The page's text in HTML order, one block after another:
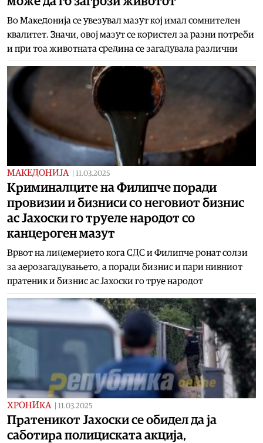
Во Македонија се увезувал мазут кој имал сомнителен
квалитет. Значи, овој мазут се користел за разни потреби
и при тоа животната средина се загадувала различни
МАКЕДОНИЈА 11.03.2025
Криминалците на Филипче поради
провизии и бизниси со неговиот бизнис
ас Јахоски го труеле народот со
канцероген мазут
Врвот на лицемерието кога СДС и Филипче ронат солзи
за аерозагадувањето, а поради бизнис и пари нивниот
пратеник и бизнис ас Јахоски го труе народот
ХРОНИКА 11.03.2025
Пратеникот Јахоски се обидел да ја
саботира полициската акција,